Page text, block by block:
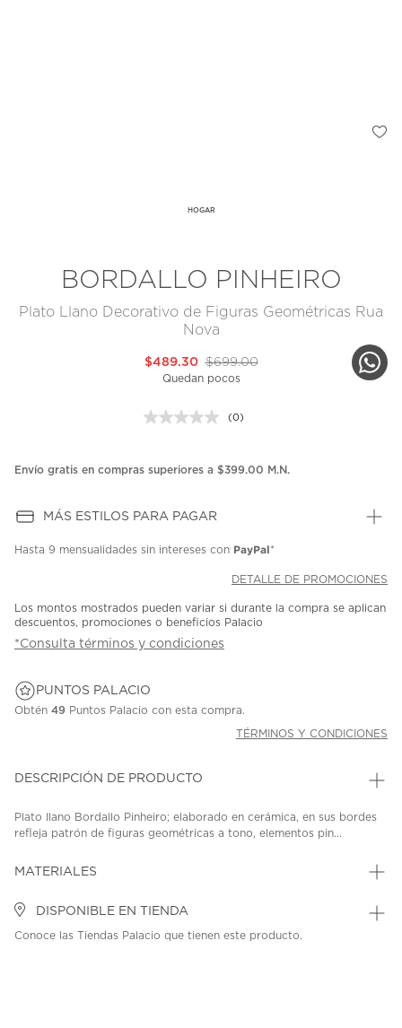
HOGAR
BORDALLO PINHEIRO
Plato Llano Decorativo de Figuras Geométricas Rua
Nova
$699.00
$489.30
Quedan pocos
Sin
en
(0)
Envío gratis en compras superiores a $399.00 M.N.
MÁS ESTILOS PARA PAGAR
Hasta 9 mensualidades sin intereses con PayPal*
DETALLE DE PROMOCIONES
Los montos mostrados pueden variar si durante la compra se aplican
descuentos, promociones o beneficios Palacio
*Consulta términos y condiciones
PUNTOS PALACIO
Obtén 49 Puntos Palacio con esta compra.
TÉRMINOS Y CONDICIONES
DESCRIPCIÓN DE PRODUCTO
Plato llano Bordallo Pinheiro; elaborado en cerámica, en sus bordes
refleja patrón de figuras geométricas a tono, elementos pin...
MATERIALES
DISPONIBLE EN TIENDA
Conoce las Tiendas Palacio que tienen este producto.